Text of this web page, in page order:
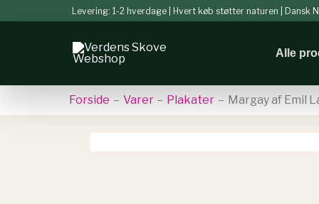
Levering: 1-2 hverdage | Hvert køb støtter naturen | Dansk
Alle
Forside Varer Plakater Margay af Emil